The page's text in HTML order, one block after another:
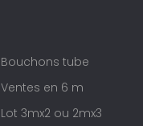
Bouchons tube
Ventes en 6 m
Lot 3mx2 ou 2mx3